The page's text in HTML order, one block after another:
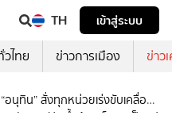
TH
เข้าสู่ระบบ
วไทย ข่าวการเมือง ข่าว
“อนุทิน” สั่งทุกหน่วยเร่งขับเคลื่อน
ด-รัฐบาลฟัง ย้ำต้องเห็นผลเป็นรูป